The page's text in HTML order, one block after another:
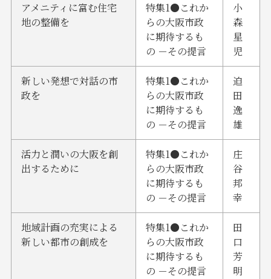
アメニティに富む住宅
地の整備を
特集1●これか
らの大阪市政
に期待するも
の －その提言
小
森
星
児
新しい発想で対話の市
政を
特集1●これか
らの大阪市政
に期待するも
の －その提言
迫
田
逸
雄
活力と潤いの大阪を創
出するために
特集1●これか
らの大阪市政
に期待するも
の －その提言
庄
谷
邦
幸
地域計画の充実による
新しい都市の創成を
特集1●これか
らの大阪市政
に期待するも
の －その提言
田
口
芳
明